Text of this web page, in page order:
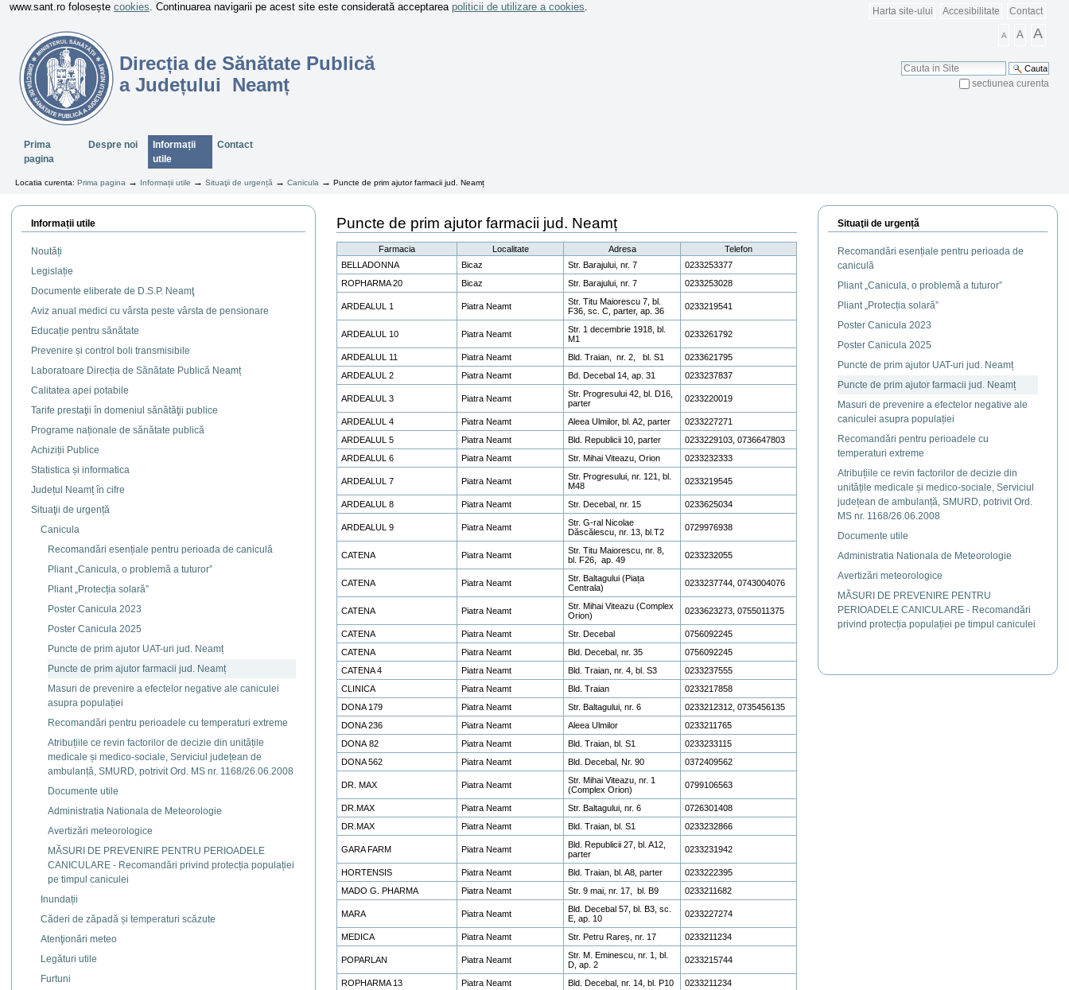
Harta site-ului Accesibilitate Contact
A A A
Cauta
sectiunea curenta
www.sant.ro folosește cookies. Continuarea navigarii pe acest site este considerată acceptarea politicii de utilizare a cookies.
Direcția de Sănătate Publică
a Județului Neamț
SectiuniPrima
pagina
Despre noi
Informații
utile
Contact
Locatia curenta: Prima pagina → Informații utile →Situaţii de urgență →Canicula →Puncte de prim ajutor farmacii jud. Neamț
Informații utile
Noutăți
Legislație
Documente eliberate de D.S.P. Neamţ
Aviz anual medici cu vârsta peste vârsta de pensionare
Educație pentru sănătate
Prevenire și control boli transmisibile
Laboratoare Direcția de Sănătate Publică Neamț
Calitatea apei potabile
Tarife prestaţii în domeniul sănătăţii publice
Programe naționale de sănătate publică
Achiziții Publice
Statistica și informatica
Județul Neamț în cifre
Situaţii de urgență
Canicula
Recomandări esențiale pentru perioada de caniculă
Pliant „Canicula, o problemă a tuturor”
Pliant „Protecția solară”
Poster Canicula 2023
Poster Canicula 2025
Puncte de prim ajutor UAT-uri jud. Neamț
Puncte de prim ajutor farmacii jud. Neamț
Masuri de prevenire a efectelor negative ale caniculei
asupra populației
Recomandări pentru perioadele cu temperaturi extreme
Atribuțiile ce revin factorilor de decizie din unitățile
medicale și medico-sociale, Serviciul județean de
ambulanță, SMURD, potrivit Ord. MS nr. 1168/26.06.2008
Documente utile
Administratia Nationala de Meteorologie
Avertizări meteorologice
MĂSURI DE PREVENIRE PENTRU PERIOADELE
CANICULARE - Recomandări privind protecția populației
pe timpul caniculei
Inundații
Căderi de zăpadă și temperaturi scăzute
Atenţionări meteo
Legături utile
Furtuni
Puncte de prim ajutor farmacii jud. Neamț
Farmacia Localitate Adresa
Telefon
BELLADONNA
Bicaz Str. Barajului, nr. 7
0233253377
ROPHARMA 20
Bicaz Str. Barajului, nr. 7 0233253028
ARDEALUL 1 Piatra Neamt
Str. Titu Maiorescu 7, bl.
F36, sc. C, parter, ap. 36
0233219541
ARDEALUL 10 Piatra Neamt
Str. 1 decembrie 1918, bl.
M1
0233261792
ARDEALUL 11 Piatra Neamt Bld. Traian, nr. 2, bl. S1
0233621795
ARDEALUL 2
Piatra Neamt Bd. Decebal 14, ap. 31 0233237837
ARDEALUL 3 Piatra Neamt
Str. Progresului 42, bl. D16,
parter
0233220019
ARDEALUL 4 Piatra Neamt Aleea Ulmilor, bl. A2, parter
0233227271
ARDEALUL 5
Piatra Neamt Bld. Republicii 10, parter
0233229103, 0736647803
ARDEALUL 6
Piatra Neamt Str. Mihai Viteazu, Orion 0233232333
ARDEALUL 7 Piatra Neamt
Str. Progresului, nr. 121, bl.
M48
0233219545
ARDEALUL 8 Piatra Neamt Str. Decebal, nr. 15 0233625034
ARDEALUL 9 Piatra Neamt
Str. G-ral Nicolae
Dăscălescu, nr. 13, bl.T2
0729976938
CATENA Piatra Neamt
Str. Titu Maiorescu, nr. 8,
bl. F26, ap. 49
0233232055
CATENA Piatra Neamt
Str. Baltagului (Piața
Centrala)
0233237744, 0743004076
CATENA Piatra Neamt
Str. Mihai Viteazu (Complex
Orion)
0233623273, 0755011375
CATENA Piatra Neamt Str. Decebal
0756092245
CATENA
Piatra Neamt Bld. Decebal, nr. 35
0756092245
CATENA 4
Piatra Neamt Bld. Traian, nr. 4, bl. S3
0233237555
CLINICA
Piatra Neamt Bld. Traian
0233217858
DONA 179
Piatra Neamt Str. Baltagului, nr. 6
0233212312, 0735456135
DONA 236
Piatra Neamt Aleea Ulmilor
0233211765
DONA 82
Piatra Neamt Bld. Traian, bl. S1
0233233115
DONA 562
Piatra Neamt Bld. Decebal, Nr. 90 0372409562
DR. MAX Piatra Neamt
Str. Mihai Viteazu, nr. 1
(Complex Orion)
0799106563
DR.MAX Piatra Neamt Str. Baltagului, nr. 6
0726301408
DR.MAX
Piatra Neamt Bld. Traian, bl. S1 0233232866
GARA FARM Piatra Neamt
Bld. Republicii 27, bl. A12,
parter
0233231942
HORTENSIS Piatra Neamt Bld. Traian, bl. A8, parter
0233222395
MADO G. PHARMA
Piatra Neamt Str. 9 mai, nr. 17, bl. B9 0233211682
MARA Piatra Neamt
Bld. Decebal 57, bl. B3, sc.
E, ap. 10
0233227274
MEDICA Piatra Neamt Str. Petru Rareș, nr. 17 0233211234
POPARLAN Piatra Neamt
Str. M. Eminescu, nr. 1, bl.
D, ap. 2
0233215744
ROPHARMA 13 Piatra Neamt Bld. Decebal, nr. 14, bl. P10
0233211234
Situaţii de urgență
Recomandări esențiale pentru perioada de
caniculă
Pliant „Canicula, o problemă a tuturor”
Pliant „Protecția solară”
Poster Canicula 2023
Poster Canicula 2025
Puncte de prim ajutor UAT-uri jud. Neamț
Puncte de prim ajutor farmacii jud. Neamț
Masuri de prevenire a efectelor negative ale
caniculei asupra populației
Recomandări pentru perioadele cu
temperaturi extreme
Atribuțiile ce revin factorilor de decizie din
unitățile medicale și medico-sociale, Serviciul
județean de ambulanță, SMURD, potrivit Ord.
MS nr. 1168/26.06.2008
Documente utile
Administratia Nationala de Meteorologie
Avertizări meteorologice
MĂSURI DE PREVENIRE PENTRU
PERIOADELE CANICULARE - Recomandări
privind protecția populației pe timpul caniculei